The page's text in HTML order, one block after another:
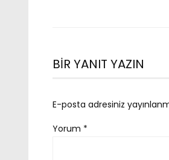
BIR YANIT YAZIN
E-posta adresiniz
Yorum *